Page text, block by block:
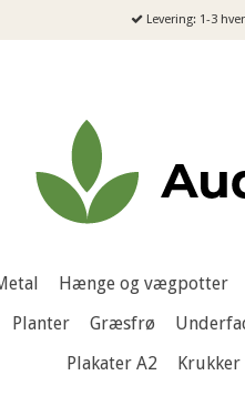
Levering: 1-3
Hænge og vægpotter
Planter Græsfrø
Plakater A2
Krukker